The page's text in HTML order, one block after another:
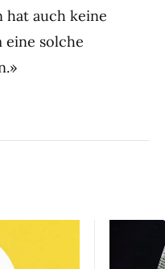
hat auch keine
eine solche